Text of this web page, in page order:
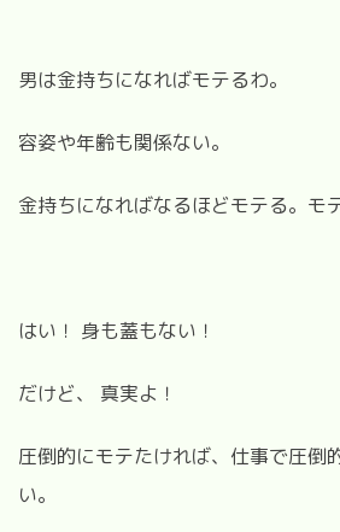
男は金持ちになればモテるわ。
容姿や年齢も関係ない。
金持ちになればなるほどモテる。モ
はい！ 身も蓋もない！
だけど、 真実よ！
圧倒的にモテたければ、仕事で圧倒
い。